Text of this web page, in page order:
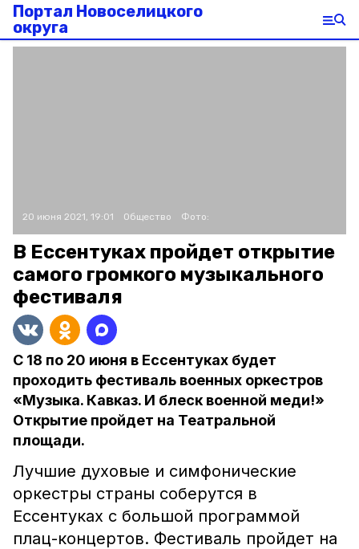
Портал Новоселицкого
округа
20 июня 2021, 19:01 Общество Фото:
В Ессентуках пройдет открытие
самого громкого музыкального
фестиваля
С 18 по 20 июня в Ессентуках будет
проходить фестиваль военных оркестров
«Музыка. Кавказ. И блеск военной меди!»
Открытие пройдет на Театральной
площади.
Лучшие духовые и симфонические
оркестры страны соберутся в
Ессентуках с большой программой
плац-концертов. Фестиваль пройдет на